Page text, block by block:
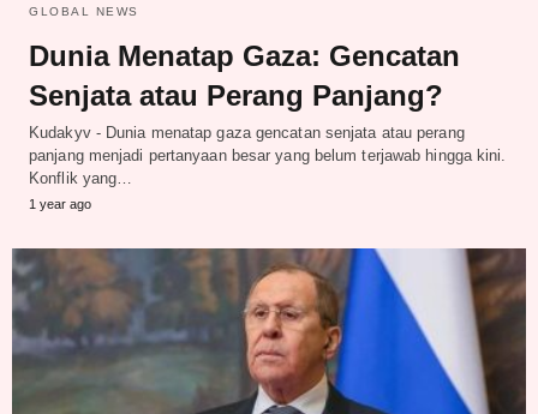
GLOBAL NEWS
Dunia Menatap Gaza: Gencatan
Senjata atau Perang Panjang?
Kudakyv - Dunia menatap gaza gencatan senjata atau perang
panjang menjadi pertanyaan besar yang belum terjawab hingga kini.
Konflik yang…
1 year ago